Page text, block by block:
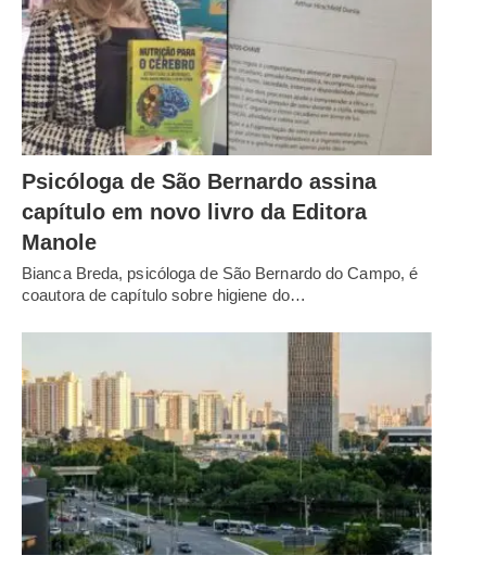
Psicóloga de São Bernardo assina
capítulo em novo livro da Editora
Manole
Bianca Breda, psicóloga de São Bernardo do Campo, é
coautora de capítulo sobre higiene do…